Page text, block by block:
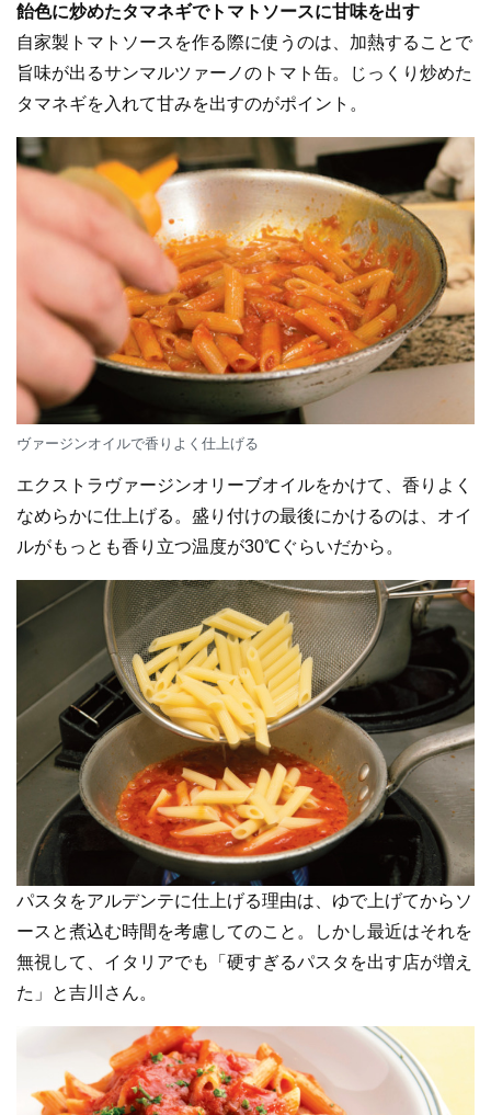
飴色に炒めたタマネギでトマトソースに甘味を出す
自家製トマトソースを作る際に使うのは、加熱することで
旨味が出るサンマルツァーノのトマト缶。じっくり炒めた
タマネギを入れて甘みを出すのがポイント。
ヴァージンオイルで香りよく仕上げる
エクストラヴァージンオリーブオイルをかけて、香りよく
なめらかに仕上げる。盛り付けの最後にかけるのは、オイ
ルがもっとも香り立つ温度が30℃ぐらいだから。
パスタをアルデンテに仕上げる理由は、ゆで上げてからソ
ースと煮込む時間を考慮してのこと。しかし最近はそれを
無視して、イタリアでも「硬すぎるパスタを出す店が増え
た」と吉川さん。